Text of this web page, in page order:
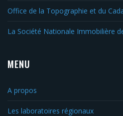
Office de la Topographie et du
La Société Nationale Immobilière
MENU
A propos
Les laboratoires régionaux